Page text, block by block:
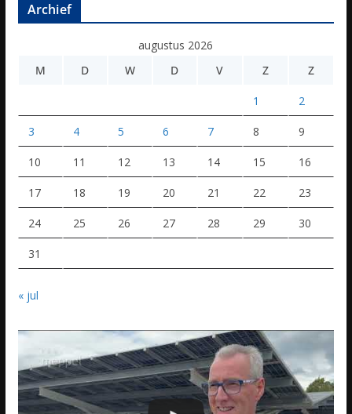
Archief
augustus 2026
M
D W D V Z Z
1 2
3 4 5 6 7 8 9
10 11 12 13 14 15 16
17 18 19 20 21 22 23
24 25 26 27 28 29 30
31
« jul